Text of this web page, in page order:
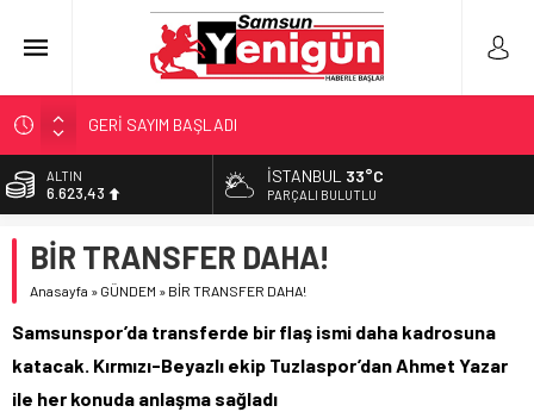
GERİ SAYIM BAŞLADI
SAMSUNSPOR’DA HEDEF 5’İNCİLİK!
‘BAFRA’YA YATIRIM YAPIN!’
YÖNETİCİ SEÇERKEN YAPILAN EN BÜYÜK HATALAR
ALTIN
6.623,43
13.785,25
DOLAR
55,0748
İSTANBUL 33°C
PARÇALI BULUTLU
BİR TRANSFER DAHA!
Anasayfa » GÜNDEM » BİR TRANSFER DAHA!
Samsunspor’da transferde bir flaş ismi daha kadrosuna
katacak. Kırmızı-Beyazlı ekip Tuzlaspor’dan Ahmet Yazar
ile her konuda anlaşma sağladı